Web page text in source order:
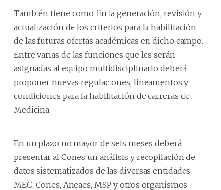
También tiene como fin la generación, revisión y
actualización de los criterios para la habilitación
de las futuras ofertas académicas en dicho campo.
Entre varias de las funciones que les serán
asignadas al equipo multidisciplinario deberá
proponer nuevas regulaciones, lineamentos y
condiciones para la habilitación de carreras de
Medicina.
En un plazo no mayor de seis meses deberá
presentar al Cones un análisis y recopilación de
datos sistematizados de las diversas entidades,
MEC, Cones, Aneaes, MSP y otros organismos